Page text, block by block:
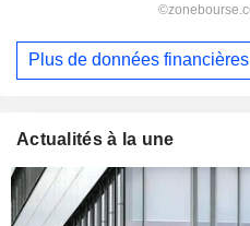
Plus de données financières
Actualités à la une